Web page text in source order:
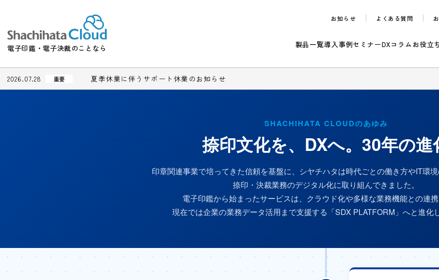
電子印鑑・電子決裁のことなら
お知らせ よくある質問
製品一覧導入事例セミナーDXコラム お役立
2026.07.28 重要 夏季休業に伴うサポート休業のお知らせ
SHACHIHATA CLOUDのあゆみ
捺印文化を、DXへ。 30年の進
印章関連事業で培ってきた信頼を基盤に、シヤチハタは時代ごとの働き方やIT環境
捺印・決裁業務のデジタル化に取り組んできました。
電子印鑑から始まったサービスは、クラウド化や多様な業務機能との連携
現在では企業の業務データ活用まで支援する「SDX PLATFORM」へと進化